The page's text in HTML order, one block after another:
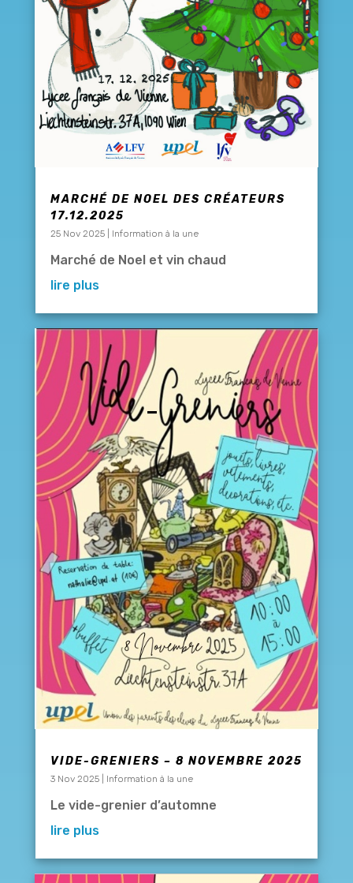
MARCHÉ DE NOEL DES CRÉATEURS
17.12.2025
25 Nov 2025| Information à la une
Marché de Noel et vin chaud
lire plus
VIDE-GRENIERS – 8 NOVEMBRE 2025
3 Nov 2025| Information à la une
Le vide-grenier d’automne
lire plus